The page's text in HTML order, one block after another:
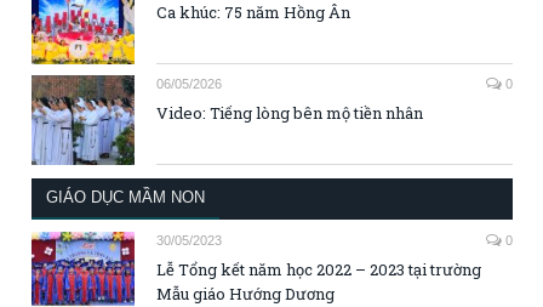
Ca khúc: 75 năm Hồng Ân
06/05/2026 0
Video: Tiếng lòng bên mộ tiền nhân
GIÁO DỤC MẦM NON
30/05/2023 0
Lễ Tổng kết năm học 2022 – 2023 tại trường
Mẫu giáo Hướng Dương